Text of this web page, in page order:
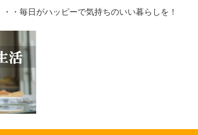
・毎日がハッピーで気持ちのいい暮らしを！